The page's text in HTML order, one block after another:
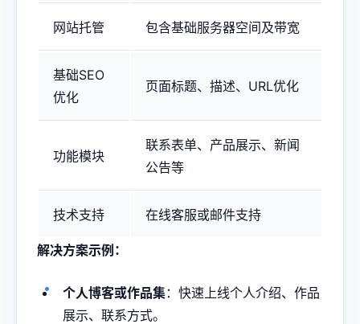
网站托管 包含基础服务器空间及带宽
基础SEO
优化
页面标题、描述、URL优化
功能模块
联系表单、产品展示、新闻
公告等
技术支持 在线客服或邮件支持
解决方案示例：
个人博客或作品集：快速上线个人介绍、作品
展示、联系方式。